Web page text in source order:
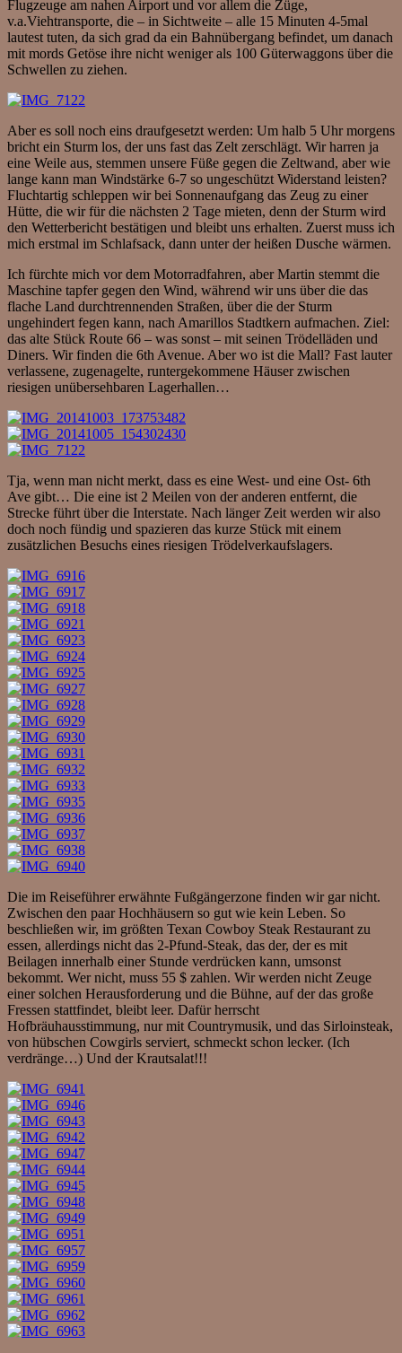
Flugzeuge am nahen Airport und vor allem die Züge,
v.a.Viehtransporte, die – in Sichtweite – alle 15 Minuten 4-5mal
lautest tuten, da sich grad da ein Bahnübergang befindet, um danach
mit mords Getöse ihre nicht weniger als 100 Güterwaggons über die
Schwellen zu ziehen.
Aber es soll noch eins draufgesetzt werden: Um halb 5 Uhr morgens
bricht ein Sturm los, der uns fast das Zelt zerschlägt. Wir harren ja
eine Weile aus, stemmen unsere Füße gegen die Zeltwand, aber wie
lange kann man Windstärke 6-7 so ungeschützt Widerstand leisten?
Fluchtartig schleppen wir bei Sonnenaufgang das Zeug zu einer
Hütte, die wir für die nächsten 2 Tage mieten, denn der Sturm wird
den Wetterbericht bestätigen und bleibt uns erhalten. Zuerst muss ich
mich erstmal im Schlafsack, dann unter der heißen Dusche wärmen.
Ich fürchte mich vor dem Motorradfahren, aber Martin stemmt die
Maschine tapfer gegen den Wind, während wir uns über die das
flache Land durchtrennenden Straßen, über die der Sturm
ungehindert fegen kann, nach Amarillos Stadtkern aufmachen. Ziel:
das alte Stück Route 66 – was sonst – mit seinen Trödelläden und
Diners. Wir finden die 6th Avenue. Aber wo ist die Mall? Fast lauter
verlassene, zugenagelte, runtergekommene Häuser zwischen
riesigen unübersehbaren Lagerhallen…
Tja, wenn man nicht merkt, dass es eine West- und eine Ost- 6th
Ave gibt… Die eine ist 2 Meilen von der anderen entfernt, die
Strecke führt über die Interstate. Nach länger Zeit werden wir also
doch noch fündig und spazieren das kurze Stück mit einem
zusätzlichen Besuchs eines riesigen Trödelverkaufslagers.
Die im Reiseführer erwähnte Fußgängerzone finden wir gar nicht.
Zwischen den paar Hochhäusern so gut wie kein Leben. So
beschließen wir, im größten Texan Cowboy Steak Restaurant zu
essen, allerdings nicht das 2-Pfund-Steak, das der, der es mit
Beilagen innerhalb einer Stunde verdrücken kann, umsonst
bekommt. Wer nicht, muss 55 $ zahlen. Wir werden nicht Zeuge
einer solchen Herausforderung und die Bühne, auf der das große
Fressen stattfindet, bleibt leer. Dafür herrscht
Hofbräuhausstimmung, nur mit Countrymusik, und das Sirloinsteak,
von hübschen Cowgirls serviert, schmeckt schon lecker. (Ich
verdränge…) Und der Krautsalat!!!